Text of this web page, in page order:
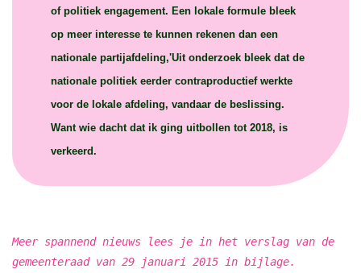
of politiek engagement. Een lokale formule bleek
op meer interesse te kunnen rekenen dan een
nationale partijafdeling,'Uit onderzoek bleek dat de
nationale politiek eerder contraproductief werkte
voor de lokale afdeling, vandaar de beslissing.
Want wie dacht dat ik ging uitbollen tot 2018, is
verkeerd.
Meer spannend nieuws lees je in het verslag van de
gemeenteraad van 29 januari 2015 in bijlage.